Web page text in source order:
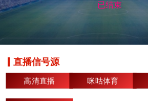
已结束
直播信号源
高清直播 咪咕体育